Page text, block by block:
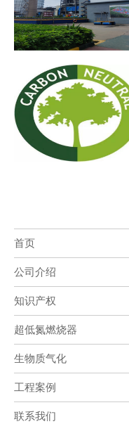
首页
公司介绍
知识产权
超低氮燃烧器
生物质气化
工程案例
联系我们